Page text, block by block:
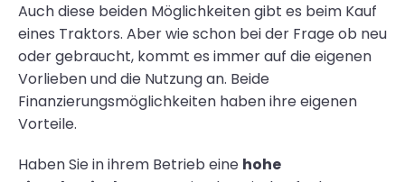
Auch diese beiden Möglichkeiten gibt es beim Kauf
eines Traktors. Aber wie schon bei der Frage ob neu
oder gebraucht, kommt es immer auf die eigenen
Vorlieben und die Nutzung an. Beide
Finanzierungsmöglichkeiten haben ihre eigenen
Vorteile.
Haben Sie in ihrem Betrieb eine hohe